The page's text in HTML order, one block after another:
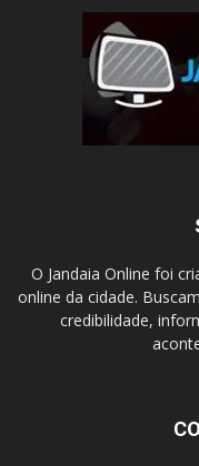
O Jandaia Online foi
online da cidade.
credibilidade,